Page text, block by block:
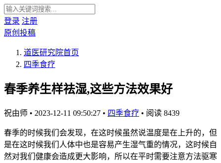
登录 注册
原创投稿
道医研究院首页
四季食疗
春季养生样祛湿,这些方法效果好
祝由师 • 2023-12-11 09:50:27 • 四季食疗 • 阅读 8439
春季的时候我们会发现，在这时候虽然说温度是在上升的，但
是在这时候我们人体中也是容易产生湿气重的情况，这时候自
然对我们健康会造成更大影响，所以在平时需要注意方法驱寒